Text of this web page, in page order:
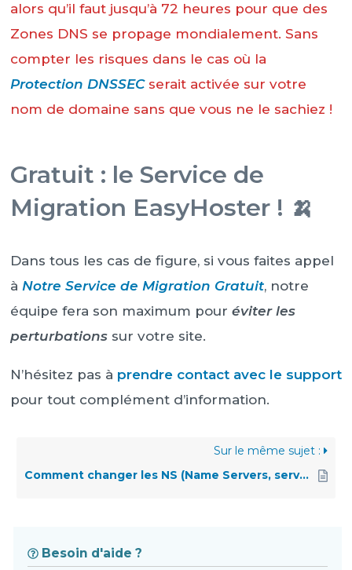
alors qu’il faut jusqu’à 72 heures pour que des
Zones DNS se propage mondialement. Sans
compter les risques dans le cas où la
Protection DNSSECserait activée sur votre
nom de domaine sans que vous ne le sachiez !
Gratuit : le Service de
Migration EasyHoster ! 🍌
Dans tous les cas de figure, si vous faites appel
à Notre Service de Migration Gratuit, notre
équipe fera son maximum pour éviter les
perturbations sur votre site.
N’hésitez pas à prendre contact avec le support
pour tout complément d’information.
Sur le même sujet :
Comment changer les NS (Name Servers, serveurs de noms DNS) de mon nom de domaine enregistré chez EasyHoster ?
Besoin d'aide ?